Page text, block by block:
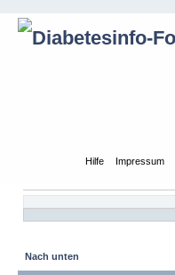
Hilfe Impressum
Nach unten